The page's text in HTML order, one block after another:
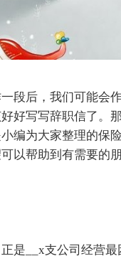
段后，我们可能会
好写写辞职信了。
编为大家整理的保
以帮助到有需要的朋
是__x支公司经营最